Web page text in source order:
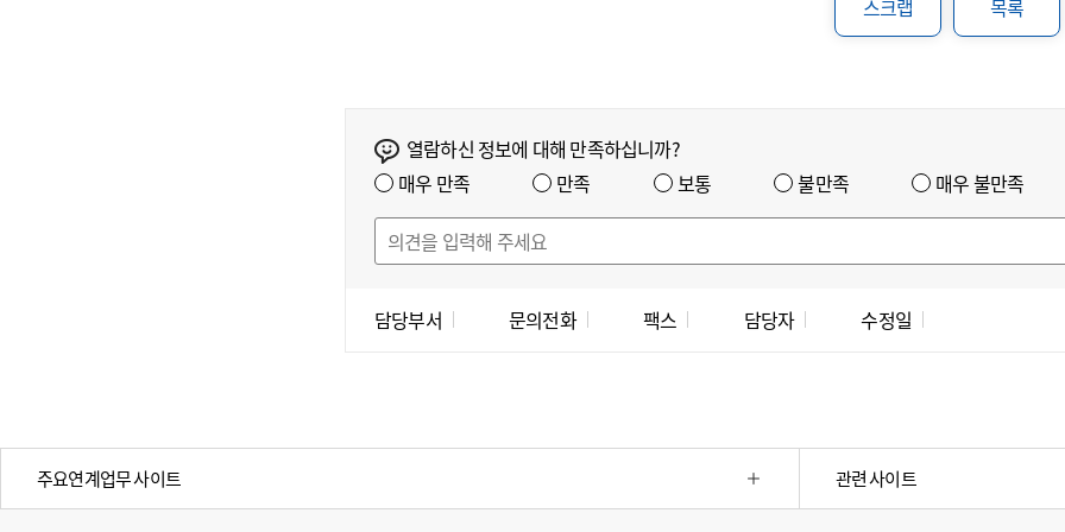
스크랩 목록
열람하신 정보에 대해 만족하십니까?
매우 만족
만족 보통 불만족 매우 불만족
담당부서 문의전화 팩스 담당자 수정일
주요연계업무 사이트 관련 사이트